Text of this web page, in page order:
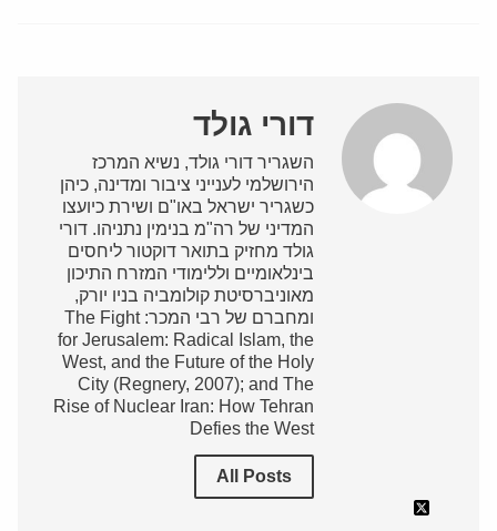
דורי גולד
השגריר דורי גולד, נשיא המרכז
הירושלמי לענייני ציבור ומדינה, כיהן
כשגריר ישראל באו"ם ושירת כיועצו
המדיני של רה"מ בנימין נתניהו. דורי
גולד מחזיק בתואר דוקטור ליחסים
בינלאומיים וללימודי המזרח התיכון
מאוניברסיטת קולומביה בניו יורק,
ומחברם של רבי המכר: The Fight
for Jerusalem: Radical Islam, the
West, and the Future of the Holy
City (Regnery, 2007); and The
Rise of Nuclear Iran: How Tehran
Defies the West
All Posts